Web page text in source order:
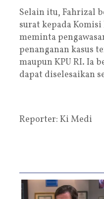
Selain itu, Fahrizal
surat kepada
meminta
penanganan kasus
maupun KPU RI. Ia
dapat diselesaikan
Reporter: Ki Medi